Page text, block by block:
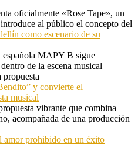
oficialmente «Rose Tape», un
al público el concepto del
como escenario de su
española MAPY B sigue
de la escena musical
propuesta
y convierte el
musical
vibrante que combina
acompañada de una producción
amor prohibido en un éxito